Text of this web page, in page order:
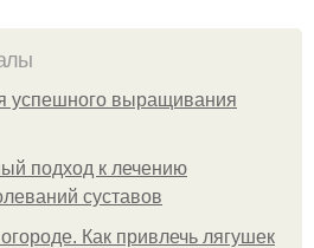
успешного выращивания
подход к лечению
суставов
Как привлечь лягушек